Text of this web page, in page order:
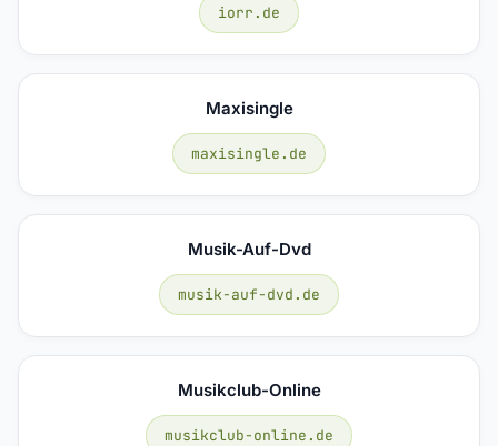
iorr.de
Maxisingle
maxisingle.de
Musik-Auf-Dvd
musik-auf-dvd.de
Musikclub-Online
musikclub-online.de